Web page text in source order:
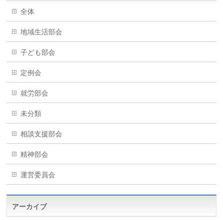
全体
地域生活部会
子ども部会
定例会
就労部会
未分類
相談支援部会
精神部会
運営委員会
アーカイブ